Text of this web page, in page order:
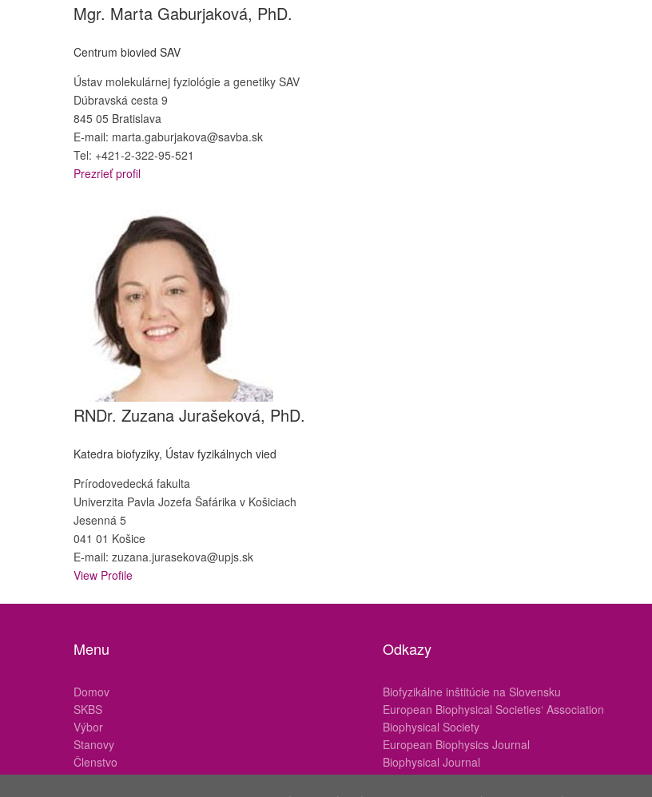
Mgr. Marta Gaburjaková, PhD.
Centrum biovied SAV
Ústav molekulárnej fyziológie a genetiky SAV
Dúbravská cesta 9
845 05 Bratislava
E-mail: marta.gaburjakova@savba.sk
Tel: +421-2-322-95-521
Prezrieť profil
RNDr. Zuzana Jurašeková, PhD.
Katedra biofyziky, Ústav fyzikálnych vied
Prírodovedecká fakulta
Univerzita Pavla Jozefa Šafárika v Košiciach
Jesenná 5
041 01 Košice
E-mail: zuzana.jurasekova@upjs.sk
View Profile
Menu
Domov
SKBS
Výbor
Stanovy
Členstvo
Ocenenia
Odkazy
Biofyzikálne inštitúcie na Slovensku
European Biophysical Societies‘ Association
Biophysical Society
European Biophysics Journal
Biophysical Journal